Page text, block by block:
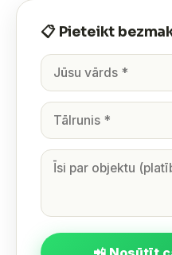
📋 Pieteikt